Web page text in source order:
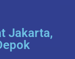
Jakarta,